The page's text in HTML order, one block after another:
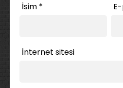
İsim *
İnternet sitesi